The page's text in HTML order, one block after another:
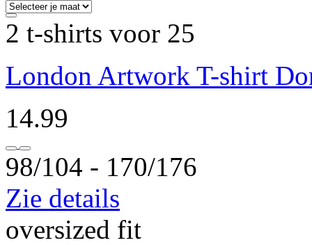
2 t-shirts voor 25
London Artwork T-shirt
14.99
98/104 ‐ 170/176
Zie details
oversized fit